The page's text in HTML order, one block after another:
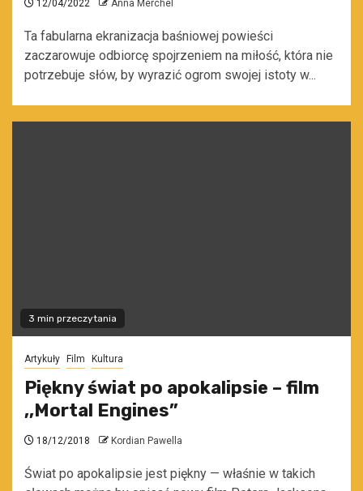
12/04/2022 Anna Merchel
Ta fabularna ekranizacja baśniowej powieści
zaczarowuje odbiorcę spojrzeniem na miłość, która nie
potrzebuje słów, by wyrazić ogrom swojej istoty w...
3 min przeczytania
Artykuły Film Kultura
Piękny świat po apokalipsie – film
,,Mortal Engines”
18/12/2018 Kordian Pawella
Świat po apokalipsie jest piękny — właśnie w takich